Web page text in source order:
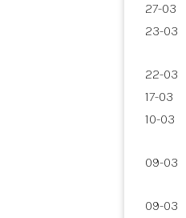
27-03
23-03
22-03
17-03
10-03
09-03
09-03